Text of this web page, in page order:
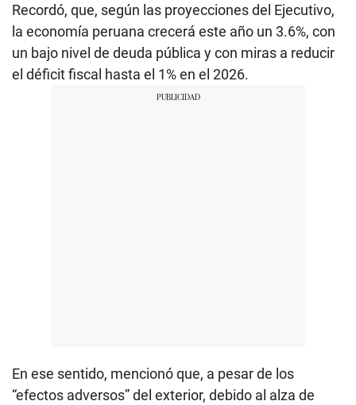
Recordó, que, según las proyecciones del Ejecutivo,
la economía peruana crecerá este año un 3.6%, con
un bajo nivel de deuda pública y con miras a reducir
el déficit fiscal hasta el 1% en el 2026.
En ese sentido, mencionó que, a pesar de los
“efectos adversos” del exterior, debido al alza de